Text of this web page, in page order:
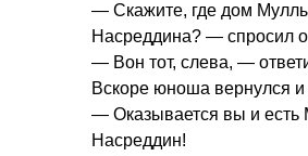
— Скажите, где дом
Насреддина? — спросил
— Вон тот, слева, —
Вскоре юноша вернулся и
— Оказывается вы и есть
Насреддин!